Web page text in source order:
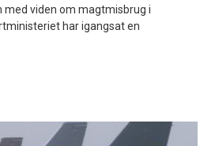
viden om magtmisbrug i
har igangsat en